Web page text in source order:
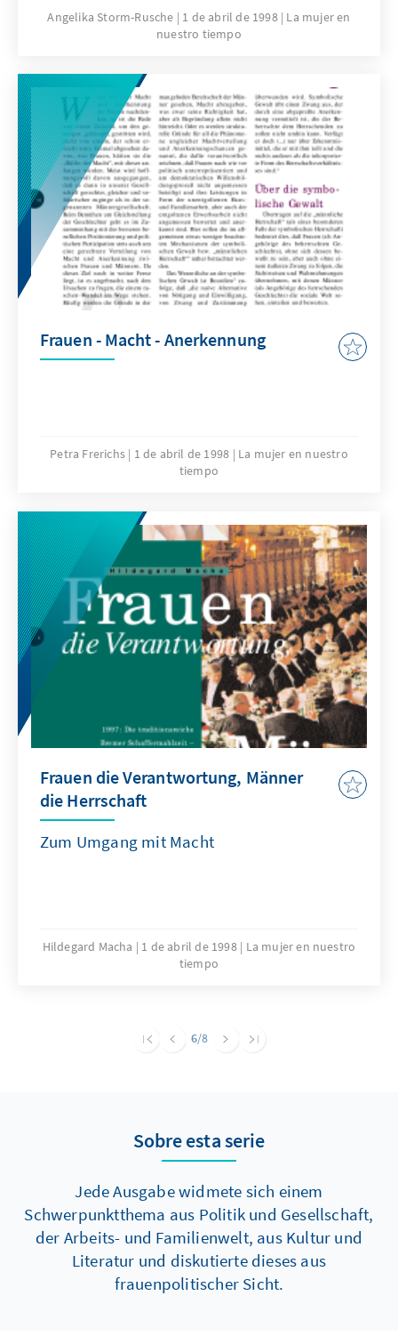
Angelika Storm-Rusche 1 de abril de 1998 La mujer en
nuestro tiempo
Frauen - Macht - Anerkennung
Petra Frerichs 1 de abril de 1998
La mujer en nuestro
tiempo
Frauen die Verantwortung, Männer
die Herrschaft
Zum Umgang mit Macht
Hildegard Macha 1 de abril de 1998
La mujer en nuestro
tiempo
6/8
Sobre esta serie
Jede Ausgabe widmete sich einem
Schwerpunktthema aus Politik und Gesellschaft,
der Arbeits- und Familienwelt, aus Kultur und
Literatur und diskutierte dieses aus
frauenpolitischer Sicht.